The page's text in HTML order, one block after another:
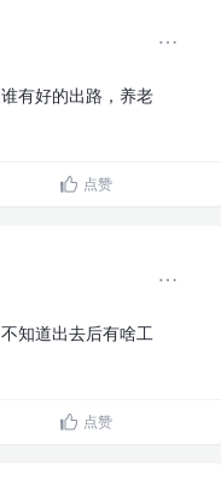
谁有好的出路，养老
点赞
不知道出去后有啥工
点赞